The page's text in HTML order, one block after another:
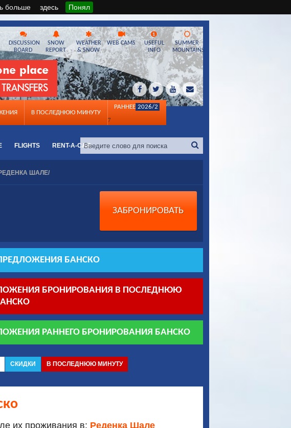
больше здесь Понял
B ПОСЛЕДНЮЮ МИНУТУ
РАННЕЕ 2026/2
7
FLIGHTS RENT-A-CAR
DISCUSSION
BOARD
SNOW
REPORT
WEATHER
& SNOW
WEB CAMS
USEFUL
INFO
SUMMER
MOUNTAINS
ШАЛЕ/
ЗАБРОНИРОВАТЬ
БАНСКО
БРОНИРОВАНИЯ В ПОСЛЕДНЮЮ
РАННЕГО БРОНИРОВАНИЯ БАНСКО
СКИДКИ В ПОСЛЕДНЮЮ МИНУТУ
их проживания в: Реденка Шале